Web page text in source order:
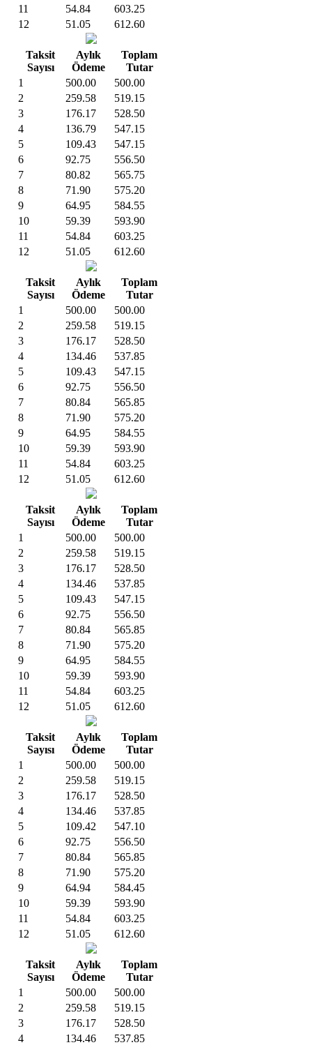
11
54.84
603.25
12
51.05 612.60
Taksit
Sayısı
Aylık
Ödeme
Toplam
Tutar
1
500.00
500.00
2
259.58
519.15
3
176.17
528.50
4
136.79
547.15
5
109.43
547.15
6
92.75
556.50
7
80.82
565.75
8
71.90
575.20
9
64.95
584.55
10
59.39
593.90
11
54.84
603.25
12
51.05 612.60
Taksit
Sayısı
Aylık
Ödeme
Toplam
Tutar
1
500.00
500.00
2
259.58
519.15
3
176.17
528.50
4
134.46
537.85
5
109.43
547.15
6
92.75
556.50
7
80.84
565.85
8
71.90
575.20
9
64.95
584.55
10
59.39
593.90
11
54.84
603.25
12
51.05 612.60
Taksit
Sayısı
Aylık
Ödeme
Toplam
Tutar
1
500.00
500.00
2
259.58
519.15
3
176.17
528.50
4
134.46
537.85
5
109.43
547.15
6
92.75
556.50
7
80.84
565.85
8
71.90
575.20
9
64.95
584.55
10
59.39
593.90
11
54.84
603.25
12
51.05 612.60
Taksit
Sayısı
Aylık
Ödeme
Toplam
Tutar
1
500.00
500.00
2
259.58
519.15
3
176.17
528.50
4
134.46
537.85
5
109.42
547.10
6
92.75
556.50
7
80.84
565.85
8
71.90
575.20
9
64.94
584.45
10
59.39
593.90
11
54.84
603.25
12
51.05 612.60
Taksit
Sayısı
Aylık
Ödeme
Toplam
Tutar
1
500.00
500.00
2
259.58
519.15
3
176.17
528.50
4
134.46 537.85